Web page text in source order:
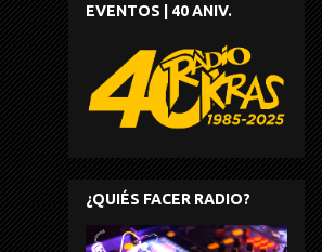
EVENTOS | 40 ANIV.
¿QUIÉS FACER RADIO?